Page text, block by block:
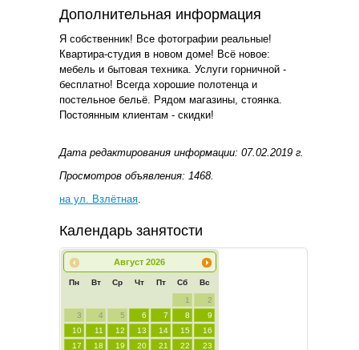
Дополнительная информация
Я собственник! Все фотографии реальные!
Квартира-студия в новом доме! Всё новое:
мебель и бытовая техника. Услуги горничной -
бесплатно! Всегда хорошие полотенца и
постельное бельё. Рядом магазины, стоянка.
Постоянным клиентам - скидки!
Дата редактирования информации: 07.02.2019 г.
Просмотров объявления: 1468.
на ул. Взлётная
Календарь занятости
Август 2026
Пн Вт Ср Чт Пт Сб Вс
1
2
3
4 5 6 7 8
9
10
11 12 13 14 15
16
17
18 19 20 21 22
23